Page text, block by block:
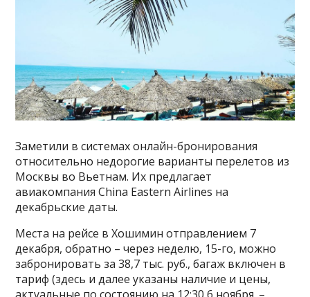
Заметили в системах онлайн-бронирования
относительно недорогие варианты перелетов из
Москвы во Вьетнам. Их предлагает
авиакомпания China Eastern Airlines на
декабрьские даты.
Места на рейсе в Хошимин отправлением 7
декабря, обратно – через неделю, 15-го, можно
забронировать за 38,7 тыс. руб., багаж включен в
тариф (здесь и далее указаны наличие и цены,